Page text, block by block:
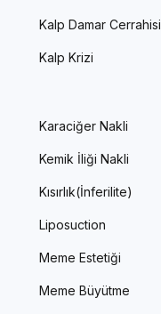
Kalp Damar Cerrahisi
Kalp Krizi
Karaciğer Nakli
Kemik İliği Nakli
Kısırlık(İnferilite)
Liposuction
Meme Estetiği
Meme Büyütme